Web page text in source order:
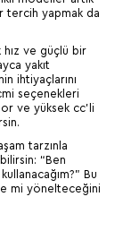
tercih yapmak da
hız ve güçlü bir
yakıt
ihtiyaçlarını
seçenekleri
ve yüksek cc’li
tarzınla
“Ben
Bu
mi yönelteceğini